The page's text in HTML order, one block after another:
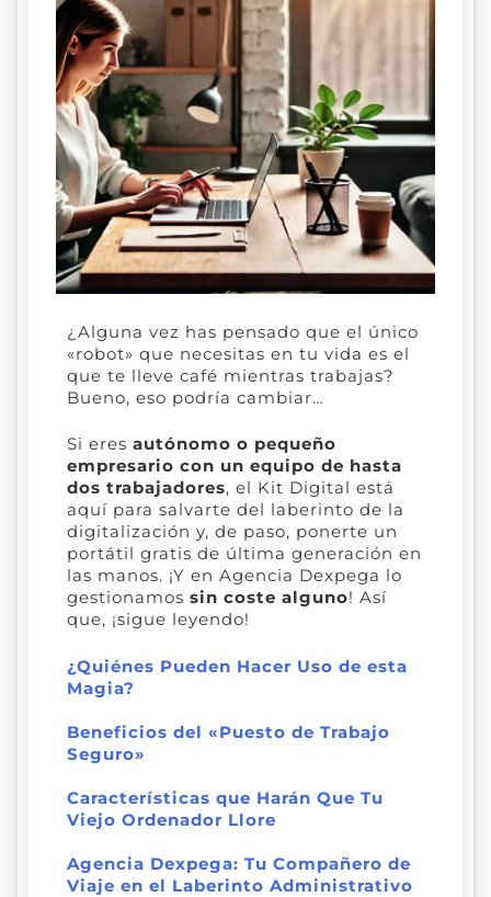
¿Alguna vez has pensado que el único
«robot» que necesitas en tu vida es el
que te lleve café mientras trabajas?
Bueno, eso podría cambiar…
Si eres autónomo o pequeño
empresario con un equipo de hasta
dos trabajadores, el Kit Digital está
aquí para salvarte del laberinto de la
digitalización y, de paso, ponerte un
portátil gratis de última generación en
las manos. ¡Y en Agencia Dexpega lo
gestionamos sin coste alguno! Así
que, ¡sigue leyendo!
¿Quiénes Pueden Hacer Uso de esta
Magia?
Beneficios del «Puesto de Trabajo
Seguro»
Características que Harán Que Tu
Viejo Ordenador Llore
Agencia Dexpega: Tu Compañero de
Viaje en el Laberinto Administrativo